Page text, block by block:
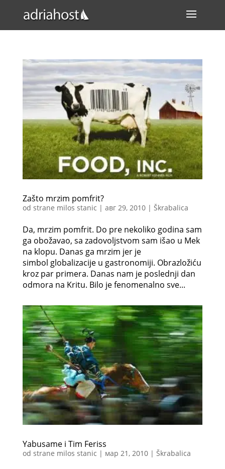
Zašto mrzim pomfrit?
od strane milos stanic | авг 29, 2010| Škrabalica
Da, mrzim pomfrit. Do pre nekoliko godina sam
ga obožavao, sa zadovoljstvom sam išao u Mek
na klopu. Danas ga mrzim jer je
simbol globalizacije u gastronomiji. Obrazložiću
kroz par primera. Danas nam je poslednji dan
odmora na Kritu. Bilo je fenomenalno sve...
Yabusame i Tim Feriss
od strane milos stanic | мар 21, 2010| Škrabalica